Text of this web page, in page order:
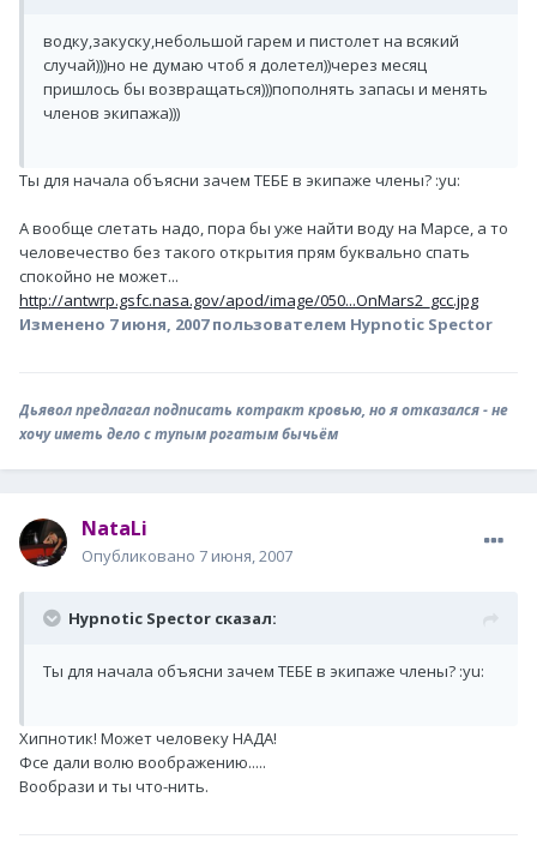
водку,закуску,небольшой гарем и пистолет на всякий
случай)))но не думаю чтоб я долетел))через месяц
пришлось бы возвращаться)))пополнять запасы и менять
членов экипажа)))
Ты для начала объясни зачем ТЕБЕ в экипаже члены? :yu:
А вообще слетать надо, пора бы уже найти воду на Марсе, а то
человечество без такого открытия прям буквально спать
спокойно не может...
http://antwrp.gsfc.nasa.gov/apod/image/050...OnMars2_gcc.jpg
Изменено 7 июня, 2007пользователем Hypnotic Spector
Дьявол предлагал подписать котракт кровью, но я отказался - не
хочу иметь дело с тупым рогатым бычьём
NataLi
Опубликовано 7 июня, 2007
Hypnotic Spector сказал:
Ты для начала объясни зачем ТЕБЕ в экипаже члены? :yu:
Хипнотик! Может человеку НАДА!
Фсе дали волю воображению.....
Вообрази и ты что-нить.